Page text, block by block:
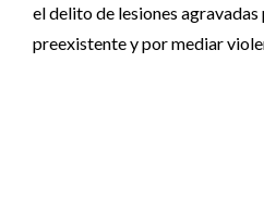
el delito de lesiones
preexistente y por mediar